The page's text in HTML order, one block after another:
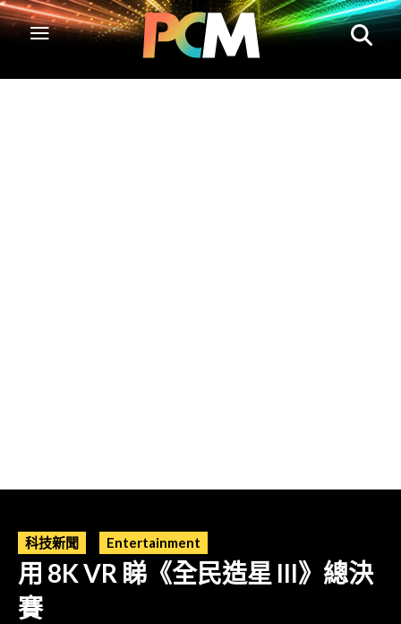
科技新聞 Entertainment
用 8K VR 睇《全民造星 III》總決
賽